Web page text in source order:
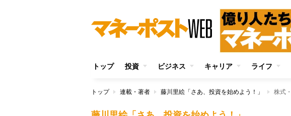
トップ 投資 ビジネス キャリア ライフ
トップ 連載・著者 藤川里絵「さあ、投資を始めよう！」